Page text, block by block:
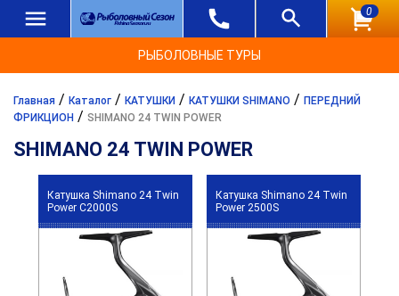
0
РЫБОЛОВНЫЕ ТУРЫ
Главная / Каталог / КАТУШКИ / КАТУШКИ SHIMANO / ПЕРЕДНИЙ
ФРИКЦИОН / SHIMANO 24 TWIN POWER
SHIMANO 24 TWIN POWER
Катушка Shimano 24 Twin
Power C2000S
Катушка Shimano 24 Twin
Power 2500S